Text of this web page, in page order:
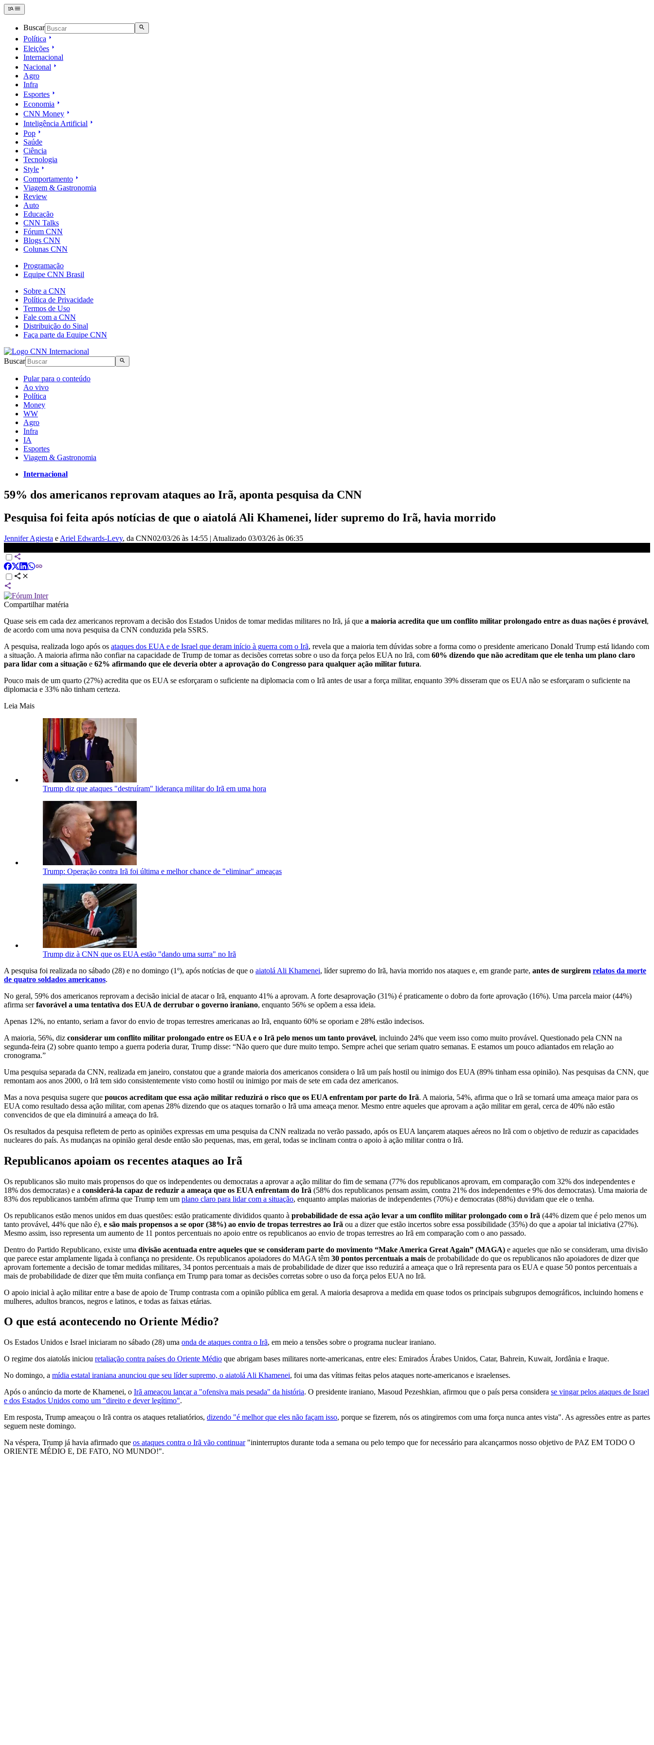
Buscar
Política
Eleições
Internacional
Nacional
Agro
Infra
Esportes
Economia
CNN Money
Inteligência Artificial
Pop
Saúde
Ciência
Tecnologia
Style
Comportamento
Viagem & Gastronomia
Review
Auto
Educação
CNN Talks
Fórum CNN
Blogs CNN
Colunas CNN
Programação
Equipe CNN Brasil
Sobre a CNN
Política de Privacidade
Termos de Uso
Fale com a CNN
Distribuição do Sinal
Faça parte da Equipe CNN
Buscar
Pular para o conteúdo
Ao vivo
Política
Money
WW
Agro
Infra
IA
Esportes
Viagem & Gastronomia
Internacional
59% dos americanos reprovam ataques ao Irã, aponta pesquisa da CNN
Pesquisa foi feita após notícias de que o aiatolá Ali Khamenei, líder supremo do Irã, havia morrido
Jennifer Agiesta e Ariel Edwards-Levy, da CNN02/03/26 às 14:55 | Atualizado 03/03/26 às 06:35
Compartilhar matéria
Quase seis em cada dez americanos reprovam a decisão dos Estados Unidos de tomar medidas militares no Irã, já que a maioria acredita que um conflito militar prolongado entre as duas nações é provável,
de acordo com uma nova pesquisa da CNN conduzida pela SSRS.
A pesquisa, realizada logo após os ataques dos EUA e de Israel que deram início à guerra com o Irã, revela que a maioria tem dúvidas sobre a forma como o presidente americano Donald Trump está lidando com
a situação. A maioria afirma não confiar na capacidade de Trump de tomar as decisões corretas sobre o uso da força pelos EUA no Irã, com 60% dizendo que não acreditam que ele tenha um plano claro
para lidar com a situação e 62% afirmando que ele deveria obter a aprovação do Congresso para qualquer ação militar futura.
Pouco mais de um quarto (27%) acredita que os EUA se esforçaram o suficiente na diplomacia com o Irã antes de usar a força militar, enquanto 39% disseram que os EUA não se esforçaram o suficiente na
diplomacia e 33% não tinham certeza.
Leia Mais
Trump diz que ataques "destruíram" liderança militar do Irã em uma hora
Trump: Operação contra Irã foi última e melhor chance de "eliminar" ameaças
Trump diz à CNN que os EUA estão "dando uma surra" no Irã
A pesquisa foi realizada no sábado (28) e no domingo (1º), após notícias de que o aiatolá Ali Khamenei, líder supremo do Irã, havia morrido nos ataques e, em grande parte, antes de surgirem relatos da morte
de quatro soldados americanos.
No geral, 59% dos americanos reprovam a decisão inicial de atacar o Irã, enquanto 41% a aprovam. A forte desaprovação (31%) é praticamente o dobro da forte aprovação (16%). Uma parcela maior (44%)
afirma serfavorável a uma tentativa dos EUA de derrubar o governo iraniano, enquanto 56% se opõem a essa ideia.
Apenas 12%, no entanto, seriam a favor do envio de tropas terrestres americanas ao Irã, enquanto 60% se oporiam e 28% estão indecisos.
A maioria, 56%, diz considerar um conflito militar prolongado entre os EUA e o Irã pelo menos um tanto provável, incluindo 24% que veem isso como muito provável. Questionado pela CNN na
segunda-feira (2) sobre quanto tempo a guerra poderia durar, Trump disse: “Não quero que dure muito tempo. Sempre achei que seriam quatro semanas. E estamos um pouco adiantados em relação ao
cronograma.”
Uma pesquisa separada da CNN, realizada em janeiro, constatou que a grande maioria dos americanos considera o Irã um país hostil ou inimigo dos EUA (89% tinham essa opinião). Nas pesquisas da CNN, que
remontam aos anos 2000, o Irã tem sido consistentemente visto como hostil ou inimigo por mais de sete em cada dez americanos.
Mas a nova pesquisa sugere que poucos acreditam que essa ação militar reduzirá o risco que os EUA enfrentam por parte do Irã. A maioria, 54%, afirma que o Irã se tornará uma ameaça maior para os
EUA como resultado dessa ação militar, com apenas 28% dizendo que os ataques tornarão o Irã uma ameaça menor. Mesmo entre aqueles que aprovam a ação militar em geral, cerca de 40% não estão
convencidos de que ela diminuirá a ameaça do Irã.
Os resultados da pesquisa refletem de perto as opiniões expressas em uma pesquisa da CNN realizada no verão passado, após os EUA lançarem ataques aéreos no Irã com o objetivo de reduzir as capacidades
nucleares do país. As mudanças na opinião geral desde então são pequenas, mas, em geral, todas se inclinam contra o apoio à ação militar contra o Irã.
Republicanos apoiam os recentes ataques ao Irã
Os republicanos são muito mais propensos do que os independentes ou democratas a aprovar a ação militar do fim de semana (77% dos republicanos aprovam, em comparação com 32% dos independentes e
18% dos democratas) e a considerá-la capaz de reduzir a ameaça que os EUA enfrentam do Irã (58% dos republicanos pensam assim, contra 21% dos independentes e 9% dos democratas). Uma maioria de
83% dos republicanos também afirma que Trump tem um plano claro para lidar com a situação, enquanto amplas maiorias de independentes (70%) e democratas (88%) duvidam que ele o tenha.
Os republicanos estão menos unidos em duas questões: estão praticamente divididos quanto à probabilidade de essa ação levar a um conflito militar prolongado com o Irã (44% dizem que é pelo menos um
tanto provável, 44% que não é), e são mais propensos a se opor (38%) ao envio de tropas terrestres ao Irã ou a dizer que estão incertos sobre essa possibilidade (35%) do que a apoiar tal iniciativa (27%).
Mesmo assim, isso representa um aumento de 11 pontos percentuais no apoio entre os republicanos ao envio de tropas terrestres ao Irã em comparação com o ano passado.
Dentro do Partido Republicano, existe uma divisão acentuada entre aqueles que se consideram parte do movimento “Make America Great Again” (MAGA) e aqueles que não se consideram, uma divisão
que parece estar amplamente ligada à confiança no presidente. Os republicanos apoiadores do MAGA têm 30 pontos percentuais a mais de probabilidade do que os republicanos não apoiadores de dizer que
aprovam fortemente a decisão de tomar medidas militares, 34 pontos percentuais a mais de probabilidade de dizer que isso reduzirá a ameaça que o Irã representa para os EUA e quase 50 pontos percentuais a
mais de probabilidade de dizer que têm muita confiança em Trump para tomar as decisões corretas sobre o uso da força pelos EUA no Irã.
O apoio inicial à ação militar entre a base de apoio de Trump contrasta com a opinião pública em geral. A maioria desaprova a medida em quase todos os principais subgrupos demográficos, incluindo homens e
mulheres, adultos brancos, negros e latinos, e todas as faixas etárias.
O que está acontecendo no Oriente Médio?
Os Estados Unidos e Israel iniciaram no sábado (28) uma onda de ataques contra o Irã, em meio a tensões sobre o programa nuclear iraniano.
O regime dos aiatolás iniciou retaliação contra países do Oriente Médio que abrigam bases militares norte-americanas, entre eles: Emirados Árabes Unidos, Catar, Bahrein, Kuwait, Jordânia e Iraque.
No domingo, a mídia estatal iraniana anunciou que seu líder supremo, o aiatolá Ali Khamenei, foi uma das vítimas feitas pelos ataques norte-americanos e israelenses.
Após o anúncio da morte de Khamenei, o Irã ameaçou lançar a "ofensiva mais pesada" da história. O presidente iraniano, Masoud Pezeshkian, afirmou que o país persa considera se vingar pelos ataques de Israel
e dos Estados Unidos como um "direito e dever legítimo".
Em resposta, Trump ameaçou o Irã contra os ataques retaliatórios, dizendo "é melhor que eles não façam isso, porque se fizerem, nós os atingiremos com uma força nunca antes vista". As agressões entre as partes
seguem neste domingo.
Na véspera, Trump já havia afirmado que os ataques contra o Irã vão continuar"ininterruptos durante toda a semana ou pelo tempo que for necessário para alcançarmos nosso objetivo de PAZ EM TODO O
ORIENTE MÉDIO E, DE FATO, NO MUNDO!".